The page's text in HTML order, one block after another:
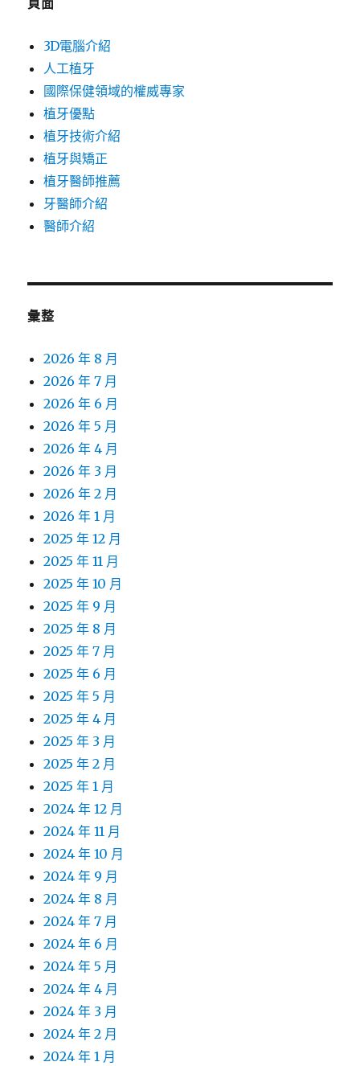
頁面
3D電腦介紹
人工植牙
國際保健領域的權威專家
植牙優點
植牙技術介紹
植牙與矯正
植牙醫師推薦
牙醫師介紹
醫師介紹
彙整
2026 年 8 月
2026 年 7 月
2026 年 6 月
2026 年 5 月
2026 年 4 月
2026 年 3 月
2026 年 2 月
2026 年 1 月
2025 年 12 月
2025 年 11 月
2025 年 10 月
2025 年 9 月
2025 年 8 月
2025 年 7 月
2025 年 6 月
2025 年 5 月
2025 年 4 月
2025 年 3 月
2025 年 2 月
2025 年 1 月
2024 年 12 月
2024 年 11 月
2024 年 10 月
2024 年 9 月
2024 年 8 月
2024 年 7 月
2024 年 6 月
2024 年 5 月
2024 年 4 月
2024 年 3 月
2024 年 2 月
2024 年 1 月